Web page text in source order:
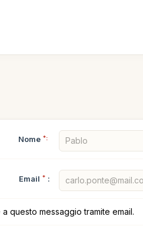
Nome *:
Email * :
questo messaggio tramite email.